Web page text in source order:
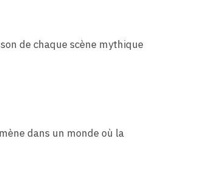
de chaque scène mythique
dans un monde où la